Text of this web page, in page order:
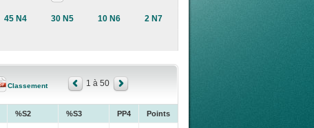
45 N4 30 N5 10 N6 2 N7
Classement 1 à 50
%S2 %S3 PP4 Points